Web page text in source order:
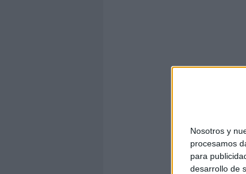
Nosotros y
procesamos
para
desarrollo de